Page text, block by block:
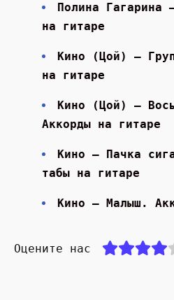
Полина Гагарина
на гитаре
Кино (Цой) —
на гитаре
Кино (Цой) —
Аккорды на гитаре
Кино — Пачка
табы на гитаре
Кино — Малыш.
Оцените нас